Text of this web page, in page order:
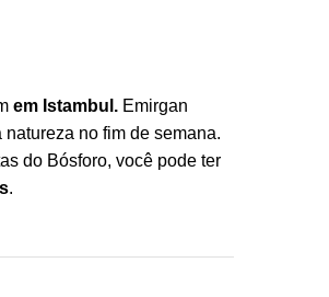
em Istambul. Emirgan
no fim de semana.
do Bósforo, você pode ter
.